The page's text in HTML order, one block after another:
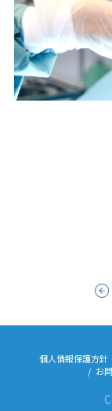
個人情報保護方針
お